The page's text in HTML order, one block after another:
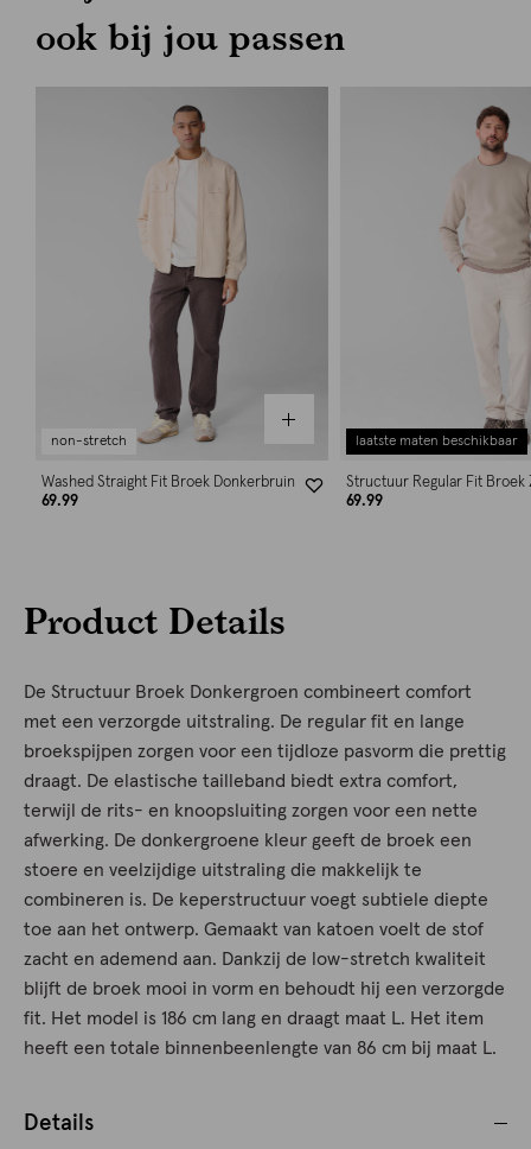
ook bij jou passen
non-stretch
Washed Straight Fit Broek Donkerbruin
69.99
laatste maten beschikbaar
Structuur Regular Fit Broek
69.99
Product Details
De Structuur Broek Donkergroen combineert comfort
met een verzorgde uitstraling. De regular fit en lange
broekspijpen zorgen voor een tijdloze pasvorm die prettig
draagt. De elastische tailleband biedt extra comfort,
terwijl de rits- en knoopsluiting zorgen voor een nette
afwerking. De donkergroene kleur geeft de broek een
stoere en veelzijdige uitstraling die makkelijk te
combineren is. De keperstructuur voegt subtiele diepte
toe aan het ontwerp. Gemaakt van katoen voelt de stof
zacht en ademend aan. Dankzij de low-stretch kwaliteit
blijft de broek mooi in vorm en behoudt hij een verzorgde
fit. Het model is 186 cm lang en draagt maat L. Het item
heeft een totale binnenbeenlengte van 86 cm bij maat L.
Details